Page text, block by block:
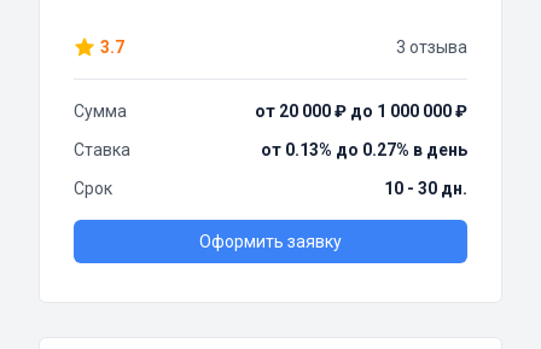
3.7 3 отзыва
Сумма
от 20 000 ₽ до 1 000 000 ₽
Ставка
от 0.13% до 0.27% в день
Срок
10 - 30 дн.
Оформить заявку